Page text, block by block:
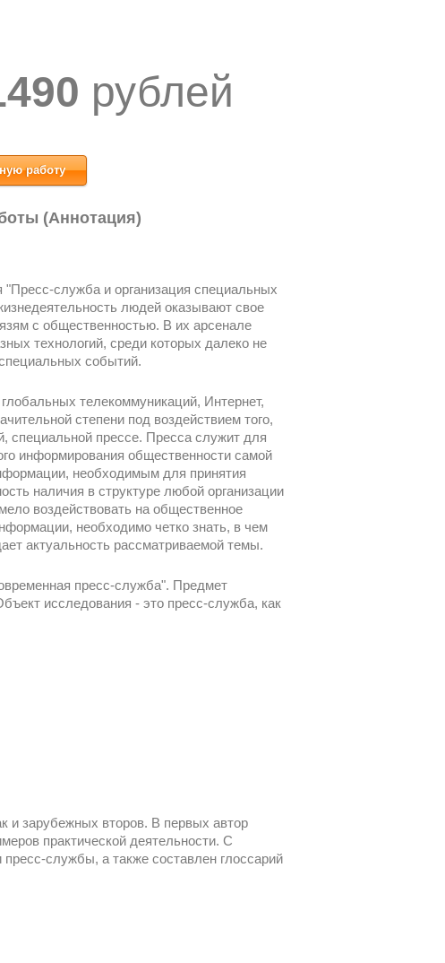
рублей
работу
(Аннотация)
служба и организация специальных
людей оказывают свое
с общественностью. В их арсенале
технологий, среди которых далеко не
событий.
телекоммуникаций, Интернет,
степени под воздействием того,
специальной прессе. Пресса служит для
информирования общественности самой
необходимым для принятия
наличия в структуре любой организации
воздействовать на общественное
необходимо четко знать, в чем
актуальность рассматриваемой темы.
пресс-служба". Предмет
исследования - это пресс-служба, как
и зарубежных второв. В первых автор
практической деятельности. С
службы, а также составлен глоссарий